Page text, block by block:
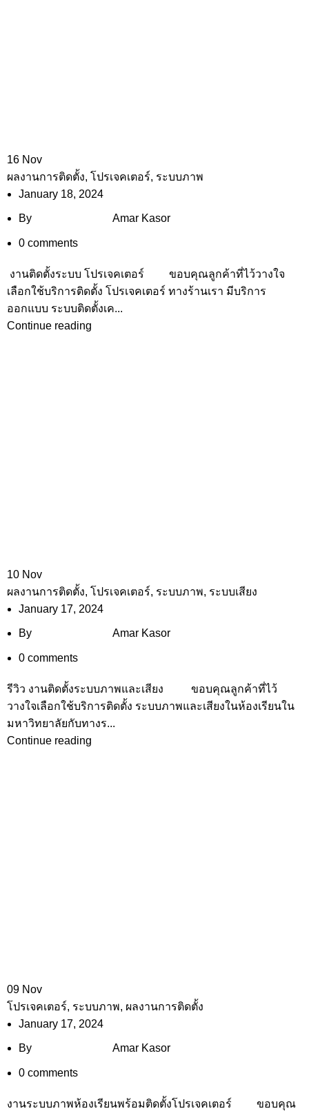
16 Nov
ผลงานการติดตั้ง, โปรเจคเตอร์, ระบบภาพ
January 18, 2024
By Amar Kasor
0 comments
งานติดตั้งระบบ โปรเจคเตอร์ ขอบคุณลูกค้าที่ไว้วางใจ
เลือกใช้บริการติดตั้ง โปรเจคเตอร์ ทางร้านเรา มีบริการ
ออกแบบ ระบบติดตั้งเค...
Continue reading
10 Nov
ผลงานการติดตั้ง, โปรเจคเตอร์, ระบบภาพ, ระบบเสียง
January 17, 2024
By Amar Kasor
0 comments
รีวิว งานติดตั้งระบบภาพและเสียง ขอบคุณลูกค้าที่ไว้
วางใจเลือกใช้บริการติดตั้ง ระบบภาพและเสียงในห้องเรียนใน
มหาวิทยาลัยกับทางร...
Continue reading
09 Nov
โปรเจคเตอร์, ระบบภาพ, ผลงานการติดตั้ง
January 17, 2024
By Amar Kasor
0 comments
งานระบบภาพห้องเรียนพร้อมติดตั้งโปรเจคเตอร์ ขอบคุณ